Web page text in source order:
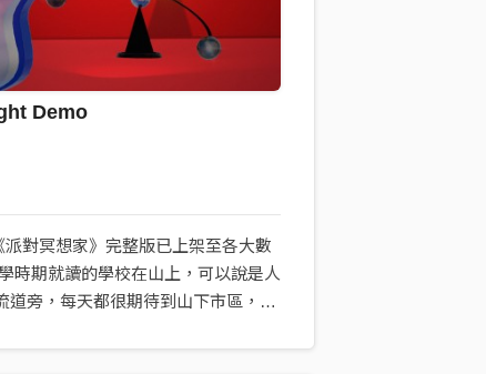
Demo
派對冥想家》完整版已上架至各大數
時期就讀的學校在山上，可以說是人
道旁，每天都很期待到山下市區，去